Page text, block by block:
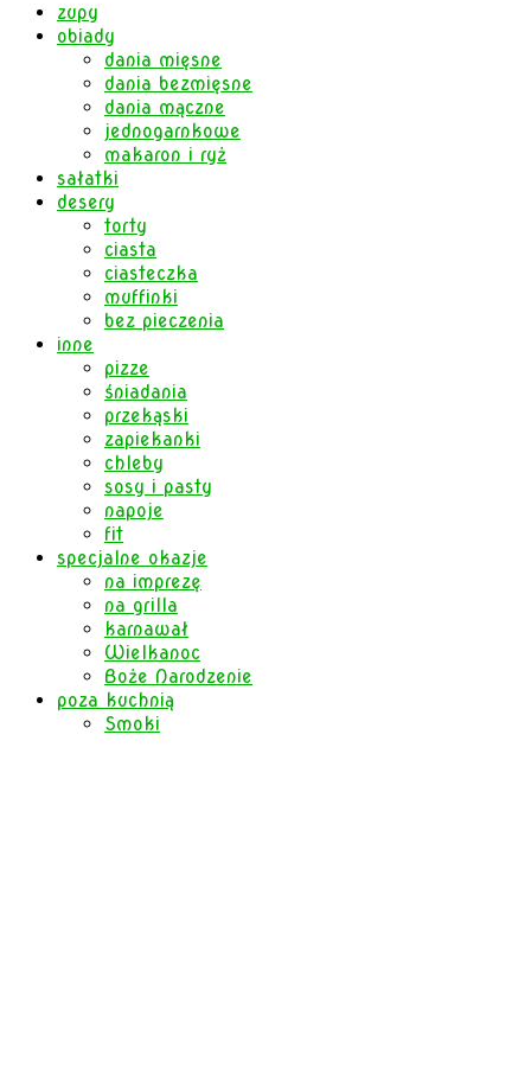
zupy
obiady
dania mięsne
dania bezmięsne
dania mączne
jednogarnkowe
makaron i ryż
sałatki
desery
torty
ciasta
ciasteczka
muffinki
bez pieczenia
inne
pizze
śniadania
przekąski
zapiekanki
chleby
sosy i pasty
napoje
fit
specjalne okazje
na imprezę
na grilla
karnawał
Wielkanoc
Boże Narodzenie
poza kuchnią
Smoki